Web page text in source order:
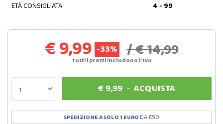
ETÀ CONSIGLIATA 4 - 99
€ 9,99 -33% / € 14,99
Tutti i prezzi includono l'IVA
€ 9,99 -ACQUISTA
SPEDIZIONE A SOLO 1 EURO DA €50